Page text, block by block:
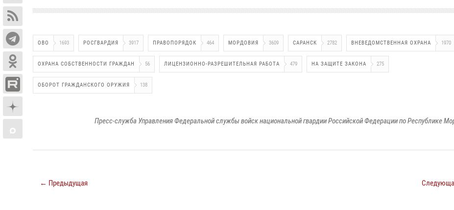
ОВО 1693 РОСГВАРДИЯ 3917 ПРАВОПОРЯДОК 464 МОРДОВИЯ 3609 САРАНСК 2782 ВНЕВЕДОМСТВЕННАЯ ОХРАНА 1970
ОХРАНА СОБСТВЕННОСТИ ГРАЖДАН 56 ЛИЦЕНЗИОННО-РАЗРЕШИТЕЛЬНАЯ РАБОТА 479 НА ЗАЩИТЕ ЗАКОНА 275
ОБОРОТ ГРАЖДАНСКОГО ОРУЖИЯ 138
Пресс-служба Управления Федеральной службы войск национальной гвардии Российской Федерации по Республике
← Предыдущая